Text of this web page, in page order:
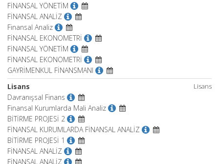
FİNANSAL YÖNETİM
FİNANSAL ANALİZ
Finansal Analiz
FİNANSAL EKONOMETRİ
FİNANSAL YÖNETİM
FİNANSAL EKONOMETRİ
GAYRİMENKUL FİNANSMANI
Lisans
Lisans
Davranışsal Finans
Finansal Kurumlarda Mali Analiz
BİTİRME PROJESİ 2
FİNANSAL KURUMLARDA FİNANSAL ANALİZ
BİTİRME PROJESİ 1
FİNANSAL ANALİZ
FİNANSAL ANALİZ